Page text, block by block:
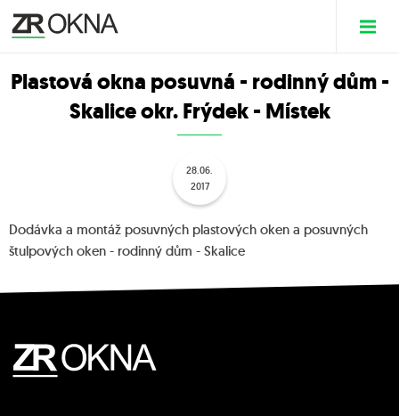
Plastová okna posuvná - rodinný dům -
Skalice okr. Frýdek - Místek
28.06.
2017
Dodávka a montáž posuvných plastových oken a posuvných
štulpových oken - rodinný dům - Skalice